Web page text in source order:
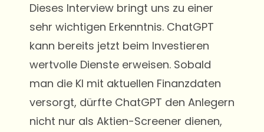
Dieses Interview bringt uns zu einer
sehr wichtigen Erkenntnis. ChatGPT
kann bereits jetzt beim Investieren
wertvolle Dienste erweisen. Sobald
man die KI mit aktuellen Finanzdaten
versorgt, dürfte ChatGPT den Anlegern
nicht nur als Aktien-Screener dienen,